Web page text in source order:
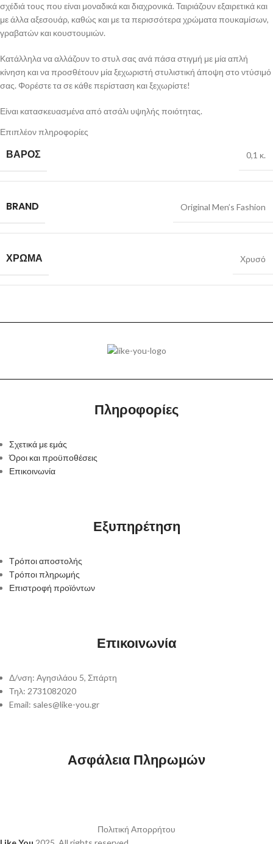
σχέδιά τους που είναι μοναδικά και διαχρονικά. Ταιριάζουν εξαιρετικά και
με άλλα αξεσουάρ, καθώς και με τα περισσότερα χρώματα πουκαμίσων,
γραβατών και κουστουμιών.
Κατάλληλα να αλλάζουν το στυλ σας ανά πάσα στιγμή με μία απλή
κίνηση και να προσθέτουν μία ξεχωριστή στυλιστική άποψη στο ντύσιμό
σας. Φορέστε τα σε κάθε περίσταση και ξεχωρίστε!
Είναι κατασκευασμένα από ατσάλι υψηλής ποιότητας.
Είναι αναλλοίωτα από το χρόνο όσον αφορά το χρώμα τους, δεν
προκαλούν ερεθισμούς και δεν οξυδώνονται.
6,0 x 0,5cm
Επιπλέον πληροφορίες
ΒΆΡΟΣ 0,1 κ.
BRAND Original Men’s Fashion
ΧΡΏΜΑ Χρυσό
Πληροφορίες
Σχετικά με εμάς
Όροι και προϋποθέσεις
Επικοινωνία
Εξυπηρέτηση
Τρόποι αποστολής
Τρόποι πληρωμής
Επιστροφή προϊόντων
Επικοινωνία
Δ/νση: Αγησιλάου 5, Σπάρτη
Τηλ: 2731082020
Email: sales@like-you.gr
Ασφάλεια Πληρωμών
Πολιτική Απορρήτου